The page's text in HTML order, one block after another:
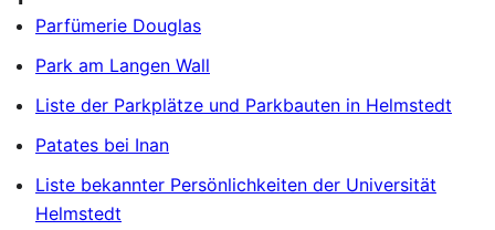
Parfümerie Douglas
Park am Langen Wall
Liste der Parkplätze und Parkbauten in Helmstedt
Patates bei Inan
Liste bekannter Persönlichkeiten der Universität
Helmstedt